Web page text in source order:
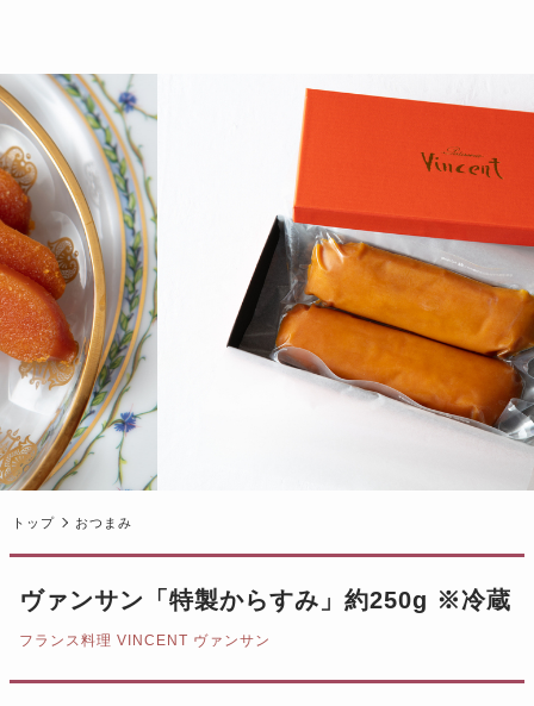
トップ おつまみ
ヴァンサン「特製からすみ」約250g ※冷蔵
フランス料理 VINCENT ヴァンサン